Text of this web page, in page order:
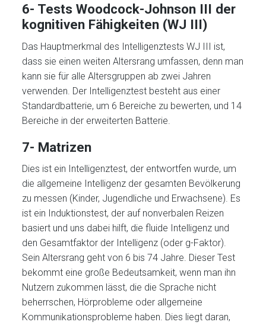
6- Tests Woodcock-Johnson III der
kognitiven Fähigkeiten (WJ III)
Das Hauptmerkmal des Intelligenztests WJ III ist,
dass sie einen weiten Altersrang umfassen, denn man
kann sie für alle Altersgruppen ab zwei Jahren
verwenden. Der Intelligenztest besteht aus einer
Standardbatterie, um 6 Bereiche zu bewerten, und 14
Bereiche in der erweiterten Batterie.
7- Matrizen
Dies ist ein Intelligenztest, der entwortfen wurde, um
die allgemeine Intelligenz der gesamten Bevölkerung
zu messen (Kinder, Jugendliche und Erwachsene). Es
ist ein Induktionstest, der auf nonverbalen Reizen
basiert und uns dabei hilft, die fluide Intelligenz und
den Gesamtfaktor der Intelligenz (oder g-Faktor).
Sein Altersrang geht von 6 bis 74 Jahre. Dieser Test
bekommt eine große Bedeutsamkeit, wenn man ihn
Nutzern zukommen lässt, die die Sprache nicht
beherrschen, Hörprobleme oder allgemeine
Kommunikationsprobleme haben. Dies liegt daran,